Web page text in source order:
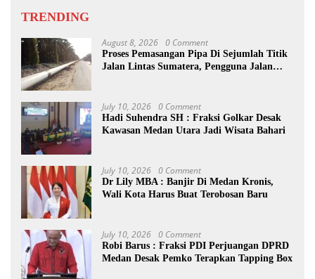
TRENDING
August 8, 2026 0 Comment
Proses Pemasangan Pipa Di Sejumlah Titik
Jalan Lintas Sumatera, Pengguna Jalan
July 10, 2026 0 Comment
Hadi Suhendra SH : Fraksi Golkar Desak
Kawasan Medan Utara Jadi Wisata Bahari
July 10, 2026 0 Comment
Dr Lily MBA : Banjir Di Medan Kronis,
Wali Kota Harus Buat Terobosan Baru
July 10, 2026 0 Comment
Robi Barus : Fraksi PDI Perjuangan DPRD
Medan Desak Pemko Terapkan Tapping Box